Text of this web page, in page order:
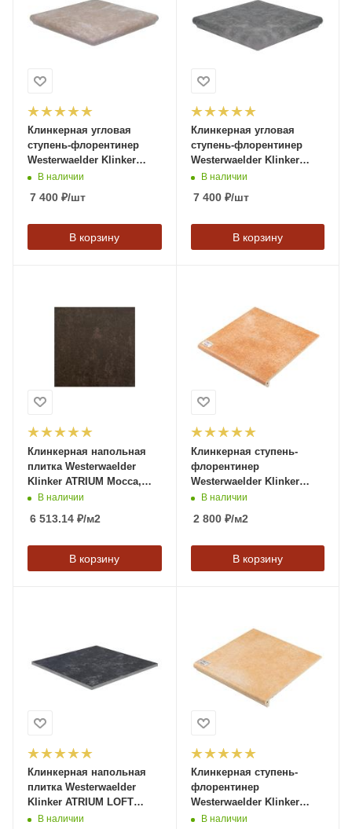
Клинкерная угловая
ступень-флорентинер
Westerwaelder Klinker
ATRIUM Hellbeige,
320*320*9,5 мм
В наличии
7 400 ₽/шт
В корзину
Клинкерная угловая
ступень-флорентинер
Westerwaelder Klinker
ATRIUM Mittelgrau,
320*320*9,5 мм
В наличии
7 400₽/шт
В корзину
Клинкерная напольная
плитка Westerwaelder
Klinker ATRIUM Mocca,
310*310*9,5 мм
В наличии
6 513.14 ₽/м2
В корзину
Клинкерная ступень-
флорентинер
Westerwaelder Klinker
MONTMARTRE Zimtbraun,
В наличии
2 800₽/м2
В корзину
Клинкерная напольная
плитка Westerwaelder
Klinker ATRIUM LOFT
Schwarz, 310*310*9,5 мм
В наличии
Клинкерная ступень-
флорентинер
Westerwaelder Klinker
MONTMARTRE
В наличии